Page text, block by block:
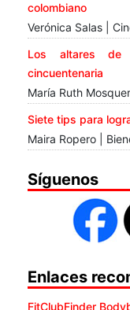
colombiano
Verónica Salas |
Los altares de
cincuentenaria
María Ruth
Siete tips para
Maira Ropero |
Síguenos
Enlaces
FitClubFinder